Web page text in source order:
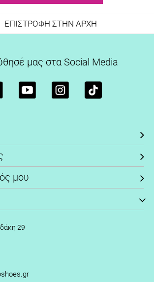
ΕΠΙΣΤΡΟΦΗ ΣΤΗΝ ΑΡΧΗ
μας στα Social Media
μου
29